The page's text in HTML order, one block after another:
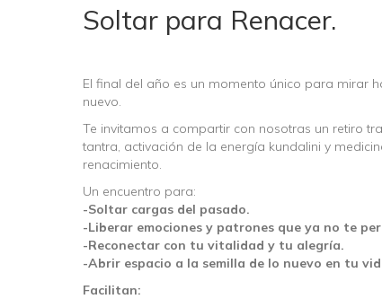
Soltar para Renacer.
El final del año es un momento único para mirar
nuevo.
Te invitamos a compartir con nosotras un retiro
tantra, activación de la energía kundalini y
renacimiento.
Un encuentro para:
-Soltar cargas del pasado.
-Liberar emociones y patrones que ya no te
-Reconectar con tu vitalidad y tu alegría.
-Abrir espacio a la semilla de lo nuevo en tu
Facilitan: